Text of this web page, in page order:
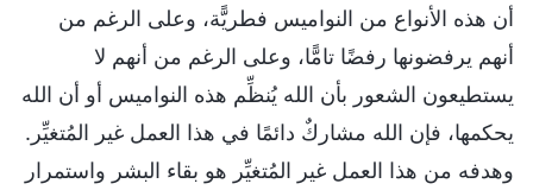
أن هذه الأنواع من النواميس فطريًّة، وعلى الرغم من
أنهم يرفضونها رفضًا تامًّا، وعلى الرغم من أنهم لا
يستطيعون الشعور بأن الله يُنظِّم هذه النواميس أو أن الله
يحكمها، فإن الله مشاركٌ دائمًا في هذا العمل غير المُتغيِّر.
وهدفه من هذا العمل غير المُتغيِّر هو بقاء البشر واستمرار